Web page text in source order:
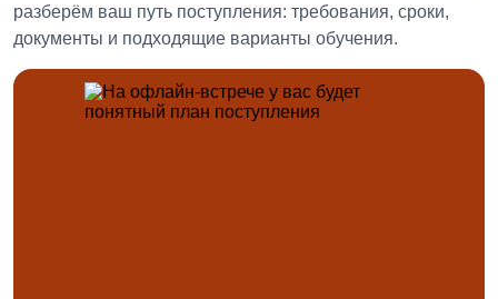
разберём ваш путь поступления: требования, сроки,
документы и подходящие варианты обучения.